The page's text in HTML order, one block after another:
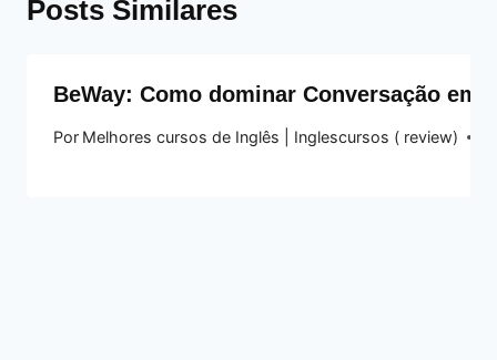
Posts Similares
BeWay: Como dominar Conversação em
Por Melhores cursos de Inglês | Inglescursos ( review)